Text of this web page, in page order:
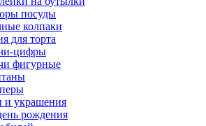
посуды
колпаки
для торта
цифры
фигурные
и украшения
рождения